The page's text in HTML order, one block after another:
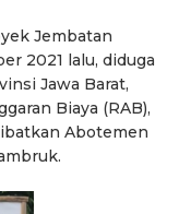
Jembatan
2021 lalu, diduga
Jawa Barat,
Biaya (RAB),
Abotemen